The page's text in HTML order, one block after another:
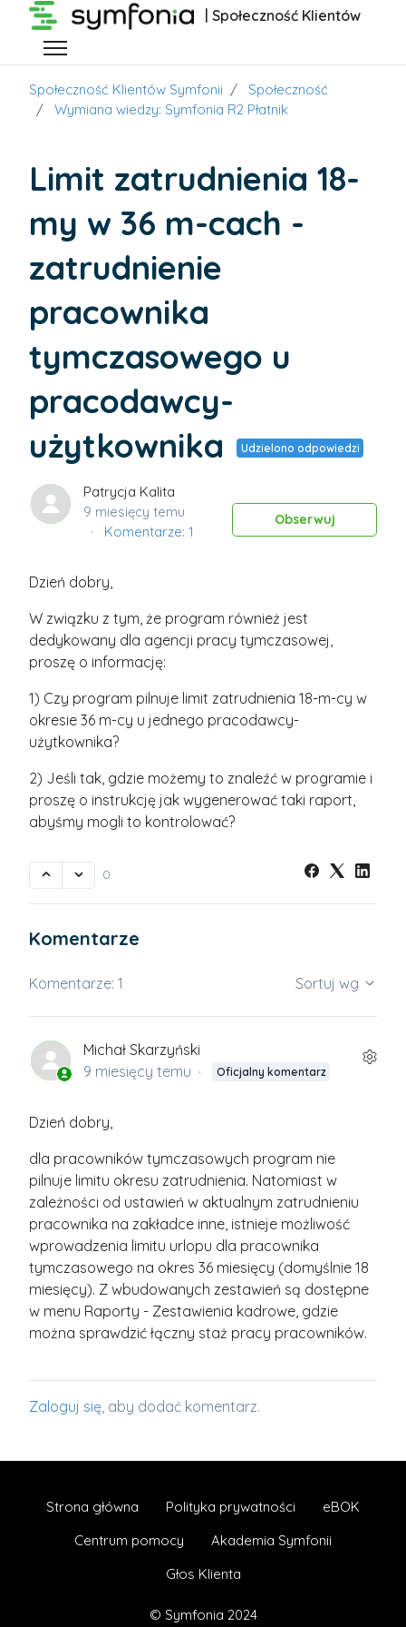
Przejdź do głównej zawartości | Społeczność Klientów
Przełącz menu nawigacyjne
Społeczność Klientów Symfonii
Społeczność
Wymiana wiedzy: Symfonia R2 Płatnik
Limit zatrudnienia 18-
my w 36 m-cach -
zatrudnienie
pracownika
tymczasowego u
pracodawcy-
użytkownika
Udzielono odpowiedzi
Patrycja Kalita
9 miesięcy temu
Komentarze: 1
Obserwuj
Dzień dobry,
W związku z tym, że program również jest
dedykowany dla agencji pracy tymczasowej,
proszę o informację:
1) Czy program pilnuje limit zatrudnienia 18-m-cy w
okresie 36 m-cy u jednego pracodawcy-
użytkownika?
2) Jeśli tak, gdzie możemy to znaleźć w programie i
proszę o instrukcję jak wygenerować taki raport,
abyśmy mogli to kontrolować?
0
Komentarze
Komentarze: 1 Sortuj wg
Michał Skarzyński
9 miesięcy temu
Oficjalny komentarz
Dzień dobry,
dla pracowników tymczasowych program nie
pilnuje limitu okresu zatrudnienia. Natomiast w
zależności od ustawień w aktualnym zatrudnieniu
pracownika na zakładce inne, istnieje możliwość
wprowadzenia limitu urlopu dla pracownika
tymczasowego na okres 36 miesięcy (domyślnie 18
miesięcy). Z wbudowanych zestawień są dostępne
w menu Raporty - Zestawienia kadrowe, gdzie
można sprawdzić łączny staż pracy pracowników.
Zaloguj się, aby dodać komentarz.
Strona główna Polityka prywatności
eBOK
Centrum pomocy
Akademia Symfonii
Głos Klienta
© Symfonia 2024